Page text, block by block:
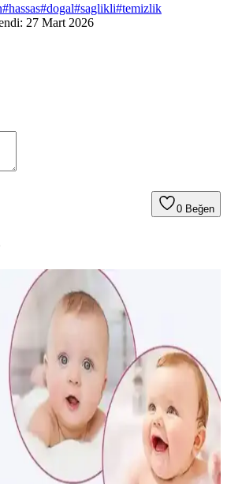
#hassas#dogal#saglikli#temizlik
27 Mart 2026
0 Beğen
Kullanım Rehberi: Çocuklar ve
Bilgiler
ihtiyaç duyan gruplar için önemli, içerik ve
doz ve ürün seçimiyle sağlığı
ve Nazik Burun Aspiratörü
Uygulama İpuçları
hafifletmek için güvenli ve nazik
edilmeli. Doğru kullanım ve hijyen
korunur.